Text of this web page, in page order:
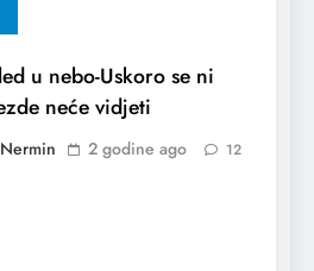
u nebo-Uskoro se ni
neće vidjeti
2 godine ago 12